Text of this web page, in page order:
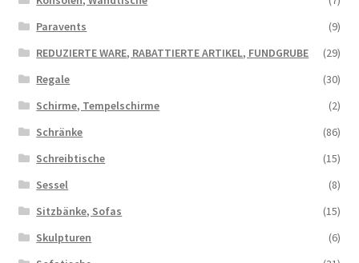
Paravents
(9)
REDUZIERTE WARE, RABATTIERTE ARTIKEL, FUNDGRUBE
(29)
Regale
(30)
Schirme, Tempelschirme
(2)
Schränke
(86)
Schreibtische
(15)
Sessel
(8)
Sitzbänke, Sofas
(15)
Skulpturen
(6)